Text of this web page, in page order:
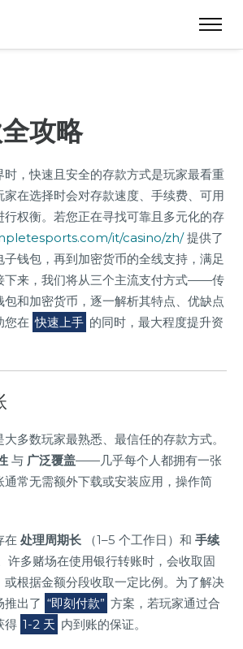
攻略
，快速且安全的存款方式是玩家最看重
家在选择时会对存款速度、手续费、可用
权衡。若您正在寻找可靠且多元化的存
it/casino/zh/提供了
钱包，再到加密货币的全线支持，满足
下来，我们将从三个主流支付方式——传
和加密货币，逐一解析其特点、优缺点
您在 快速上手 的同时，最大程度提升资
多数玩家最熟悉、最信任的存款方式。
与 广泛覆盖——几乎每个人都拥有一张
常无需额外下载或安装应用，操作简
在 处理周期长 （1–5 个工作日）和 手续
许多赌场在使用银行转账时，会收取固
或根据金额分段收取一定比例。为了解决
推出了 “即刻付款” 方案，若玩家通过合
得 1-2 天 内到账的保证。